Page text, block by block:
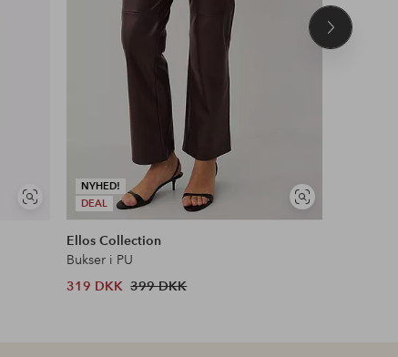
Se
lignende
NYHED!
DEAL
Se
lignende
Ellos Collection
Bukser i PU
319 DKK 399 DKK
Næste